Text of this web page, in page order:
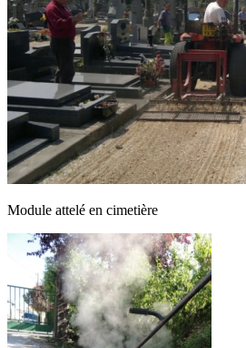
Module attelé en cimetière